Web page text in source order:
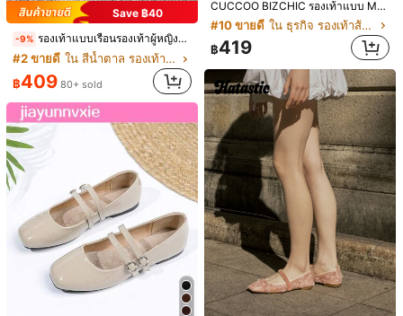
6
Save ฿43
Air Steps
-10% รองเท้าผู้หญิง ปลายเหลี่ยมสวมง่าย, ลอฟเฟอร์สบาย สำนักงาน อเนกประสงค์ สำหรับใส่กลางแจ้งฤดูใบไม้ผลิ/ฤดูร้อน, รองเท้าบัลเล่ต์แมรีเจนคุณภาพระดับไฮเอนด์ สำหรับงานปาร์ตี้ งานแต่งงาน สีไวน์แดง
#5 ขายดี
ใน เบอร์กันดี แฟลตบัลเล่ต์ .
฿
8
CUCCOO CHICEST
CUCCOO CHICEST รองเท้าผู้หญิงแฟชั่น รองเท้าแฟลตผู้หญิง ใส่สบายๆ ลำลอง ใส่ได้หลากหลาย โอกาสวันหยุด ออกเดท ใส่หรูหรา ดีไซน์โบว์, สไตล์วิทยาลัย, ใส่ทำงานทุกวัน, ออกเดทนอกบ้าน, รองเท้าผู้หญิงสไตล์หวานเท่
฿509
Save ฿40
-9% รองเท้าแบบเรือนรองเท้าผู้หญิงแบบหัวเหลี่ยม สไตล์วินเทจ รองเท้าแบบลื่นใส่สบาย พร้อมสายรัดเดียว
#2 ขายดี
ใน สีน้ำตาล รองเท้าส้นเตี้ยสตรี
฿409 80+ sold
CUCCOO BIZCHIC รองเท้าแบบ Mary Jane แบบแบน เอนกประสงค์ เหมาะสำหรับใส่ในชีวิตประจำวัน สำหรับผู้หญิง
#10 ขายดี
ใน ธุรกิจ รองเท้าส้นแบนผู้หญิง
฿419